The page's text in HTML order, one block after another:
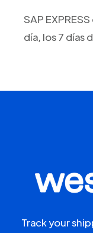
SAP
día, los 7 días
Track your